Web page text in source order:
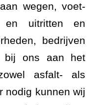
wegen, voet-
en uitritten en
bedrijven
bij ons aan het
asfalt- als
nodig kunnen wij